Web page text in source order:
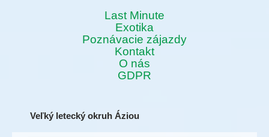
Last Minute
Exotika
Poznávacie zájazdy
Kontakt
O nás
GDPR
Veľký letecký okruh Áziou